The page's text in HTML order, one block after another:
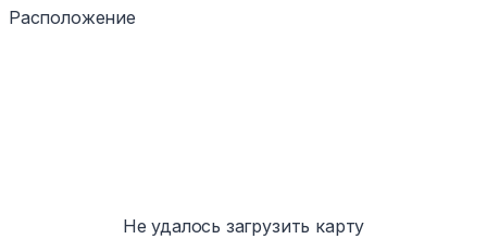
Расположение
Не удалось загрузить карту